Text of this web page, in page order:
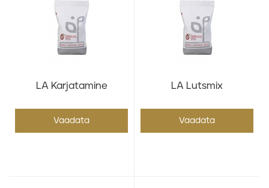
LA Karjatamine
Vaadata
LA Lutsmix
Vaadata